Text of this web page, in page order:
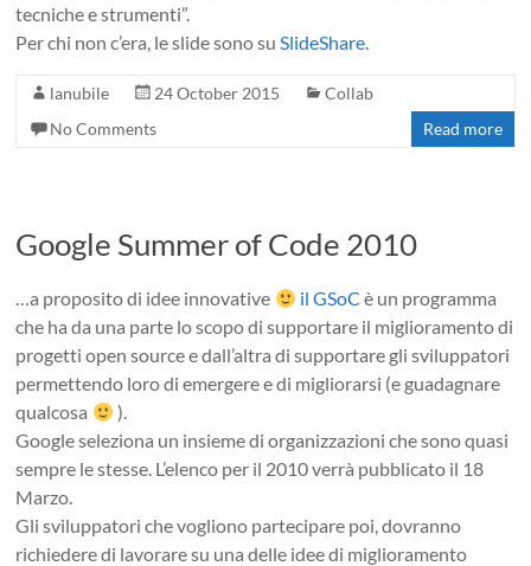
tecniche e strumenti”.
Per chi non c’era, le slide sono suSlideShare.
lanubile 24 October 2015
Collab
No Comments
Read more
Google Summer of Code 2010
…a proposito di idee innovative il GSoC è un programma
che ha da una parte lo scopo di supportare il miglioramento di
progetti open source e dall’altra di supportare gli sviluppatori
permettendo loro di emergere e di migliorarsi (e guadagnare
qualcosa
).
Google seleziona un insieme di organizzazioni che sono quasi
sempre le stesse. L’elenco per il 2010 verrà pubblicato il 18
Marzo.
Gli sviluppatori che vogliono partecipare poi, dovranno
richiedere di lavorare su una delle idee di miglioramento